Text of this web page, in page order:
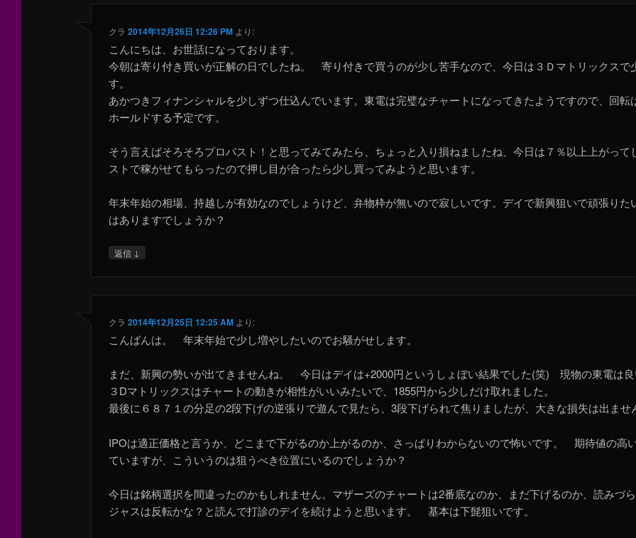
クラ 2014年12月26日 12:26 PM より:
こんにちは、お世話になっております。
今朝は寄り付き買いが正解の日でしたね。 寄り付きで買うのが少し苦手なので、今日は３Ｄマトリックスで
す。
あかつきフィナンシャルを少しずつ仕込んでいます。東電は完璧なチャートになってきたようですので、回
ホールドする予定です。
そう言えばそろそろプロパスト！と思ってみてみたら、ちょっと入り損ねましたね、今日は７％以上上がっ
ストで稼がせてもらったので押し目が合ったら少し買ってみようと思います。
年末年始の相場、持越しが有効なのでしょうけど、弁物枠が無いので寂しいです。デイで新興狙いで頑張り
はありますでしょうか？
返信 ↓
クラ 2014年12月25日 12:25 AM より:
こんばんは。 年末年始で少し増やしたいのでお騒がせします。
まだ、新興の勢いが出てきませんね。 今日はデイは+2000円というしょぼい結果でした(笑) 現物の東電は
３Dマトリックスはチャートの動きが相性がいいみたいで、1855円から少しだけ取れました。
最後に６８７１の分足の2段下げの逆張りで遊んで見たら、3段下げられて焦りましたが、大きな損失は出ませ
IPOは適正価格と言うか、どこまで下がるのか上がるのか、さっぱりわからないので怖いです。 期待値の高
ていますが、こういうのは狙うべき位置にいるのでしょうか？
今日は銘柄選択を間違ったのかもしれません。マザーズのチャートは2番底なのか、まだ下げるのか、読みづ
ジャスは反転かな？と読んで打診のデイを続けようと思います。 基本は下髭狙いです。